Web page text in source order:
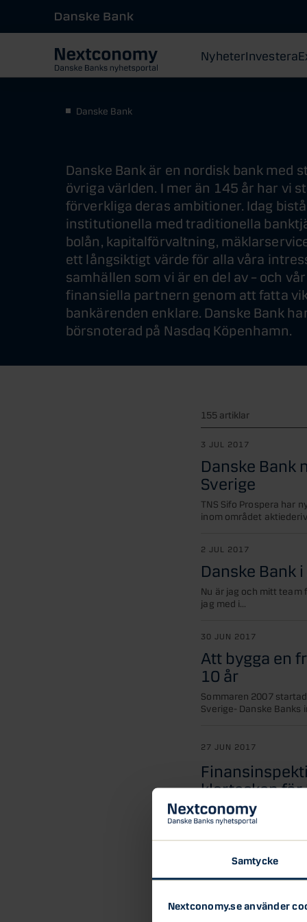
Samtycke
Nextconomy.se använder
NyheterInvestera
Danske Bank
Danske Bank är en nordisk bank
övriga världen. I mer än 145 år har vi
förverkliga deras ambitioner. Idag
institutionella med traditionella
bolån, kapitalförvaltning,
ett långsiktigt värde för alla våra
samhällen som vi är en del av – och
finansiella partnern genom att fatta
bankärenden enklare. Danske Bank
börsnoterad på Nasdaq Köpenhamn.
155 artiklar
3 JUL 2017
Danske Bank
Sverige
TNS Sifo Prospera har
inom området
2 JUL 2017
Danske Bank
Nu är jag och mitt team
jag med i...
30 JUN 2017
Att bygga en
10 år
Sommaren 2007
Sverige- Danske Banks
27 JUN 2017
klartecken för
Danske Banks
bolåneinstitut och ge ut
Danske Bank